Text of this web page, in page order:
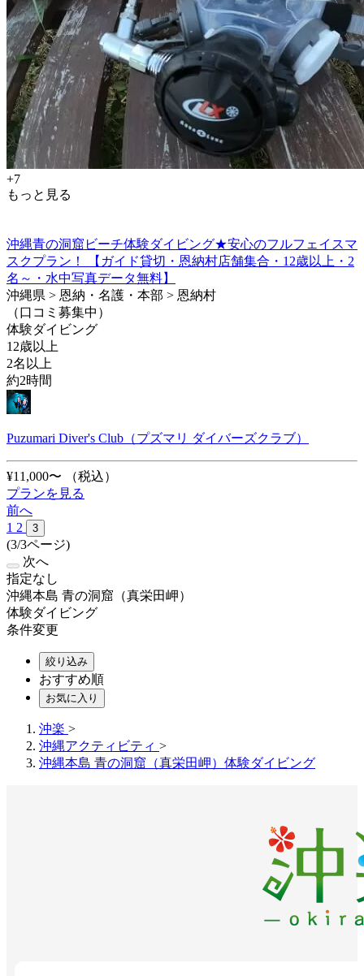
+7
もっと見る
沖縄青の洞窟ビーチ体験ダイビング★安心のフルフェイスマ
スクプラン！ 【ガイド貸切・恩納村店舗集合・12歳以上・2
名～・水中写真データ無料】
沖縄県 > 恩納・名護・本部 > 恩納村
（口コミ募集中）
体験ダイビング
12歳以上
2名以上
約2時間
Puzumari Diver's Club（プズマリ ダイバーズクラブ）
¥11,000〜
（税込）
プランを見る
前へ
1 2 3
(3/3ページ)
次へ
指定なし
沖縄本島 青の洞窟（真栄田岬）
体験ダイビング
条件変更
絞り込み
おすすめ順
お気に入り
沖楽 >
沖縄アクティビティ >
沖縄本島 青の洞窟（真栄田岬）体験ダイビング